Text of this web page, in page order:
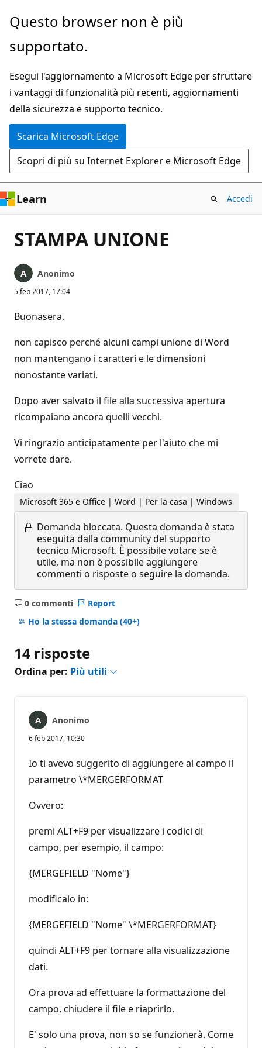
Ignora
passa
contenuto
principale
Questo browser non è più
supportato.
Esegui l'aggiornamento a Microsoft Edge per sfruttare
i vantaggi di funzionalità più recenti, aggiornamenti
della sicurezza e supporto tecnico.
Scarica Microsoft Edge
Scopri di più su Internet Explorer e Microsoft Edge
Learn Accedi
STAMPA UNIONE
Anonimo
5 feb 2017, 17:04
Buonasera,
non capisco perché alcuni campi unione di Word
non mantengano i caratteri e le dimensioni
nonostante variati.
Dopo aver salvato il file alla successiva apertura
ricompaiano ancora quelli vecchi.
Vi ringrazio anticipatamente per l'aiuto che mi
vorrete dare.
Ciao
Microsoft 365 e Office | Word | Per la casa | Windows
Domanda bloccata. Questa domanda è stata
eseguita dalla community del supporto
tecnico Microsoft. È possibile votare se è
utile, ma non è possibile aggiungere
commenti o risposte o seguire la domanda.
0 commenti
Nessun
commento
Report
Ho la stessa domanda (40+)
14 risposte
Ordina per: Più utili
Anonimo
6 feb 2017, 10:30
Io ti avevo suggerito di aggiungere al campo il
parametro \*MERGERFORMAT
Ovvero:
premi ALT+F9 per visualizzare i codici di
campo, per esempio, il campo:
{MERGEFIELD "Nome"}
modificalo in:
{MERGEFIELD "Nome" \*MERGERFORMAT}
quindi ALT+F9 per tornare alla visualizzazione
dati.
Ora prova ad effettuare la formattazione del
campo, chiudere il file e riaprirlo.
E' solo una prova, non so se funzionerà. Come